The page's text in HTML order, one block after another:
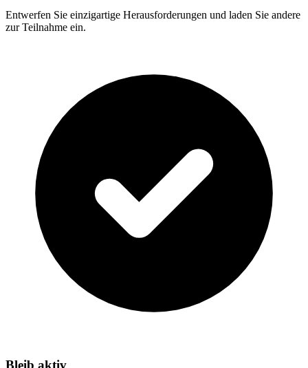
Entwerfen Sie einzigartige Herausforderungen und laden Sie andere
zur Teilnahme ein.
Bleib aktiv